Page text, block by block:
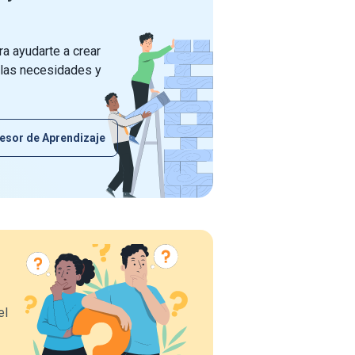
ayudarte a crear
necesidades y
de Aprendizaje